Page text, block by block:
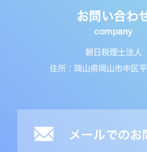
お問い合わ
朝日税理士法人
住所：岡山県岡山市中区